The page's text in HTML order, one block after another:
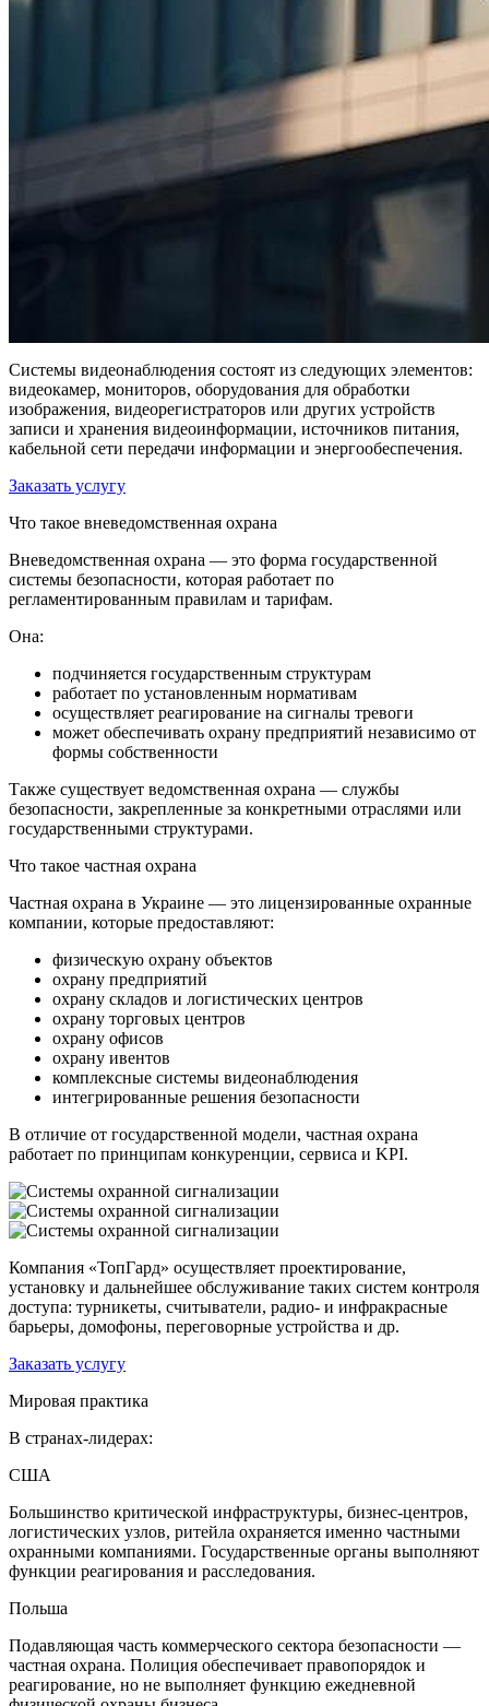
Системы видеонаблюдения состоят из следующих элементов:
видеокамер, мониторов, оборудования для обработки
изображения, видеорегистраторов или других устройств
записи и хранения видеоинформации, источников питания,
кабельной сети передачи информации и энергообеспечения.
Заказать услугу
Что такое вневедомственная охрана
Вневедомственная охрана — это форма государственной
системы безопасности, которая работает по
регламентированным правилам и тарифам.
Она:
подчиняется государственным структурам
работает по установленным нормативам
осуществляет реагирование на сигналы тревоги
может обеспечивать охрану предприятий независимо от
формы собственности
Также существует ведомственная охрана — службы
безопасности, закрепленные за конкретными отраслями или
государственными структурами.
Что такое частная охрана
Частная охрана в Украине — это лицензированные охранные
компании, которые предоставляют:
физическую охрану объектов
охрану предприятий
охрану складов и логистических центров
охрану торговых центров
охрану офисов
охрану ивентов
комплексные системы видеонаблюдения
интегрированные решения безопасности
В отличие от государственной модели, частная охрана
работает по принципам конкуренции, сервиса и KPI.
Компания «ТопГард» осуществляет проектирование,
установку и дальнейшее обслуживание таких систем контроля
доступа: турникеты, считыватели, радио- и инфракрасные
барьеры, домофоны, переговорные устройства и др.
Заказать услугу
Мировая практика
В странах-лидерах:
США
Большинство критической инфраструктуры, бизнес-центров,
логистических узлов, ритейла охраняется именно частными
охранными компаниями. Государственные органы выполняют
функции реагирования и расследования.
Польша
Подавляющая часть коммерческого сектора безопасности —
частная охрана. Полиция обеспечивает правопорядок и
реагирование, но не выполняет функцию ежедневной